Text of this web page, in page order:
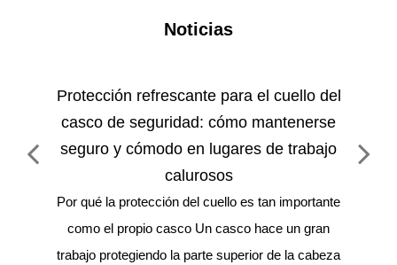
Noticias
Protección refrescante para el cuello del
casco de seguridad: cómo mantenerse
seguro y cómodo en lugares de trabajo
calurosos
Por qué la protección del cuello es tan importante
como el propio casco Un casco hace un gran
trabajo protegiendo la parte superior de la cabeza